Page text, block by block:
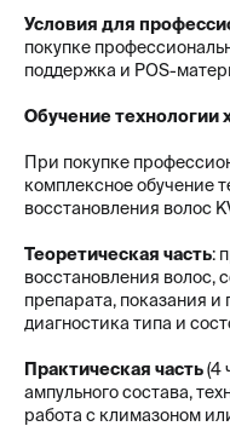
Условия для
покупке
поддержка и POS-
Обучение технологии
При покупке
комплексное обучение
восстановления волос
Теоретическая часть:
восстановления волос,
препарата, показания и
диагностика типа и
Практическая часть(4
ампульного состава,
работа с климазоном